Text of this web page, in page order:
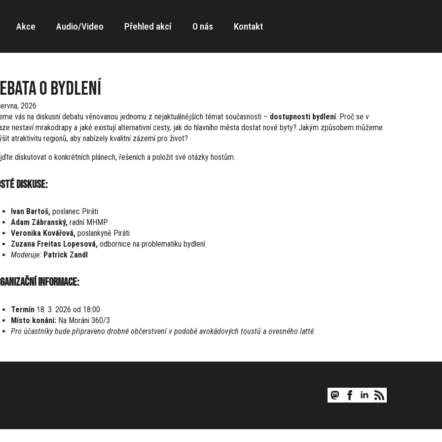
Akce Audio/Video Přehled akcí O nás Kontakt
o bydlení
2026
vás na diskusní debatu věnovanou jednomu z nejaktuálnějších témat současnosti – dostupnosti bydlení. Proč se v
nestaví mrakodrapy a jaké existují alternativní cesty, jak do hlavního města dostat nové byty? Jakým způsobem můžeme
atraktivitu regionů, aby nabízely kvalitní zázemí pro život?
diskutovat o konkrétních plánech, řešeních a položit své otázky hostům.
diskuse:
Ivan Bartoš, poslanec Piráti
Adam Zábranský, radní MHMP
Veronika Kovářová, poslankyně Piráti
Zuzana Freitas Lopesová, odbornice na problematiku bydlení
Moderuje: Patrick Zandl
informace:
Termín 18. 3. 2026 od 18:00
Místo konání: Na Moráni 360/3
Pro účastníky bude připraveno drobné občerstvení v podobě avokádových toustů a ovesného latté.